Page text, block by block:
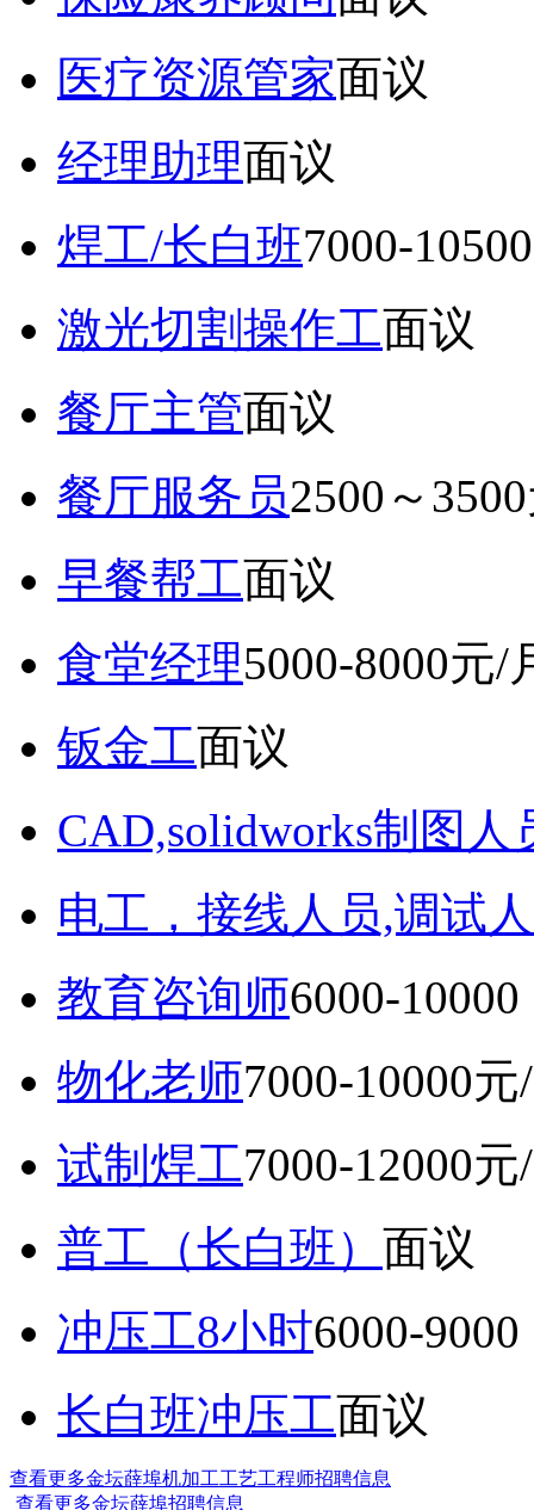
医疗资源管家面议
经理助理面议
焊工/长白班7000-
激光切割操作工面议
餐厅主管面议
餐厅服务员2500～
早餐帮工面议
食堂经理5000-8000元/
钣金工面议
CAD,solidworks制图人
电工，接线人员,调试
教育咨询师6000-
物化老师7000-10000元
试制焊工7000-12000元
普工（长白班） 面议
冲压工8小时6000-
长白班冲压工面议
查看更多金坛薛埠机加工工艺工程师招聘信息
查看更多金坛薛埠招聘信息